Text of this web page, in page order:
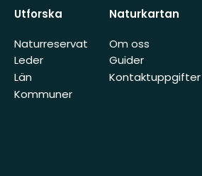
Utforska
Naturreservat
Leder
Län
Kommuner
Naturkartan
Om oss
Guider
Kontaktuppgifter